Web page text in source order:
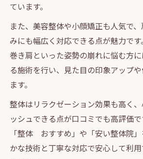
ています。
また、美容整体や小顔矯正も人気で
みにも幅広く対応できる点が魅力で
巻き肩といった姿勢の崩れに悩む方
る施術を行い、見た目の印象アップ
ます。
整体はリラクゼーション効果も高く
ッシュできる点が口コミでも高評価
「整体 おすすめ」や「安い整体院
かな技術と丁寧な対応で安心して利